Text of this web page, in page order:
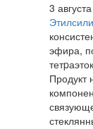
3
эфира,
Продукт